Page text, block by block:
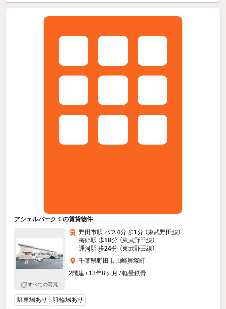
アシェルパーク１の賃貸物件
すべての写真
野田市駅 バス4分 歩1分 （東武野田線）
梅郷駅 歩18分 （東武野田線）
運河駅 歩24分 （東武野田線）
千葉県野田市山崎貝塚町
2階建 / 13年8ヶ月 / 軽量鉄骨
駐車場あり 駐輪場あり